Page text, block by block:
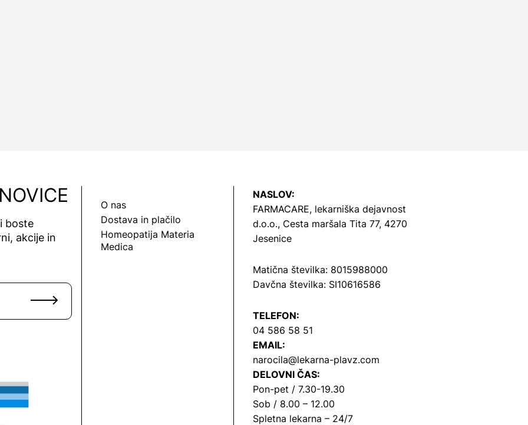
boste
akcije in
O nas
Dostava in plačilo
Homeopatija Materia
Medica
NASLOV:
FARMACARE, lekarniška dejavnost
d.o.o., Cesta maršala Tita 77, 4270
Jesenice
Matična številka: 8015988000
Davčna številka: SI10616586
TELEFON:
04 586 58 51
EMAIL:
narocila@lekarna-plavz.com
DELOVNI ČAS:
Pon-pet / 7.30-19.30
Sob / 8.00 – 12.00
Spletna lekarna – 24/7